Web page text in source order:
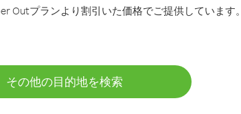
Outプランより割引いた価格でご提供しています。
その他の目的地を検索